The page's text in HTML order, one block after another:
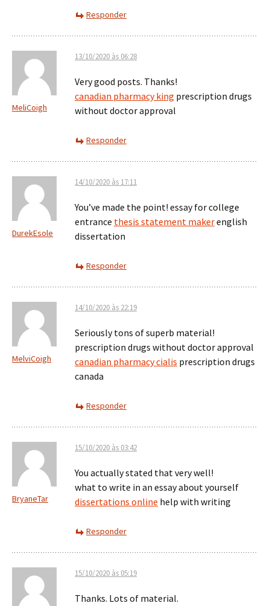
Responder
MeliCoigh
13/10/2020 às 06:28
Very good posts. Thanks!
canadian pharmacy king prescription drugs
without doctor approval
Responder
DurekEsole
14/10/2020 às 17:11
You’ve made the point! essay for college
entrance thesis statement makerenglish
dissertation
Responder
MelviCoigh
14/10/2020 às 22:19
Seriously tons of superb material!
prescription drugs without doctor approval
canadian pharmacy cialis prescription drugs
canada
Responder
BryaneTar
15/10/2020 às 03:42
You actually stated that very well!
what to write in an essay about yourself
dissertations online help with writing
Responder
15/10/2020 às 05:19
Thanks. Lots of material.